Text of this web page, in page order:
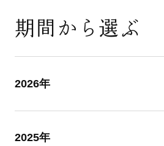
期間から選ぶ
2026年
2025年